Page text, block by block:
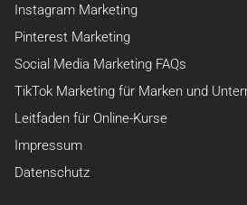
Instagram Marketing
Pinterest Marketing
Social Media Marketing FAQs
TikTok Marketing für Marken und
Leitfaden für Online-Kurse
Impressum
Datenschutz